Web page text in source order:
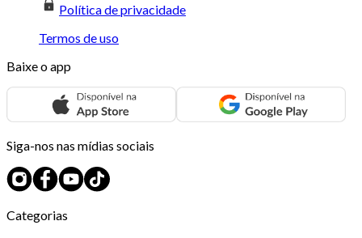
Política de privacidade
Termos de uso
Baixe o app
Siga-nos nas mídias sociais
Categorias